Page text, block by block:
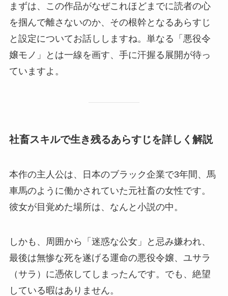
まずは、この作品がなぜこれほどまでに読者の心
を掴んで離さないのか、その根幹となるあらすじ
と設定についてお話ししますね。単なる「悪役令
嬢モノ」とは一線を画す、手に汗握る展開が待っ
ていますよ。
社畜スキルで生き残るあらすじを詳しく解説
本作の主人公は、日本のブラック企業で3年間、馬
車馬のように働かされていた元社畜の女性です。
彼女が目覚めた場所は、なんと小説の中。
しかも、周囲から「迷惑な公女」と忌み嫌われ、
最後は無惨な死を遂げる運命の悪役令嬢、ユサラ
（サラ）に憑依してしまったんです。でも、絶望
している暇はありません。